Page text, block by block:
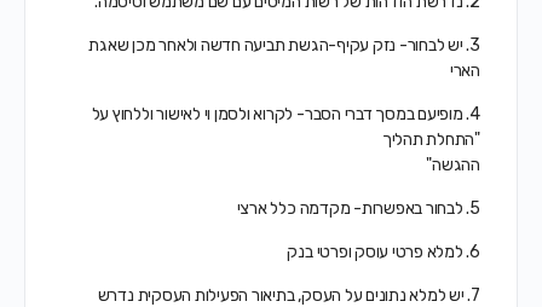
3. יש לבחור- נזק עקיף-הגשת תביעה חדשה ולאחר מכן שאגת
הארי
4. מופיעם במסך דברי הסבר- לקרוא ולסמן וי לאישור וללחוץ על
"התחלת תהליך
ההגשה"
5. לבחור באפשרות- מקדמה כלל ארצי
6. למלא פרטי עוסק ופרטי בנק
7. יש למלא נתונים על העסק, בתיאור הפעילות העסקית נדרש